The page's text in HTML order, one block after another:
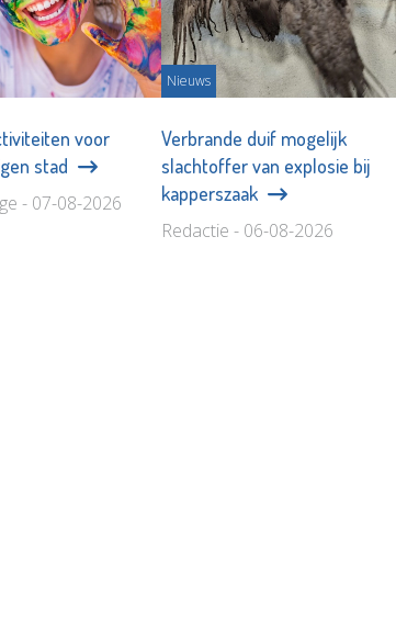
voor
stad
- 07-08-2026
Nieuws
Verbrande duif mogelijk
slachtoffer van explosie bij
kapperszaak
Redactie - 06-08-2026